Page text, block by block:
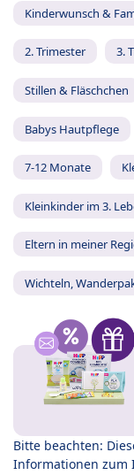
Kinderwunsch &
2. Trimester 3.
Stillen & Fläschchen
Babys Hautpflege
7-12 Monate
Kleinkinder im 3.
Eltern in meiner
Wichteln,
Bitte beachten:
Informationen zum